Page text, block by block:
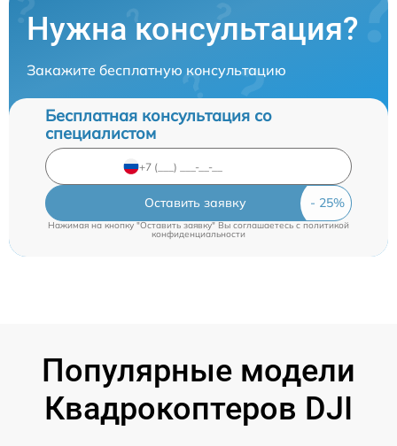
Нужна консультация?
Закажите бесплатную консультацию
Бесплатная консультация со
специалистом
Оставить заявку
Нажимая на кнопку "Оставить заявку" Вы соглашаетесь c политикой
конфиденциальности
Популярные модели
Квадрокоптеров DJI